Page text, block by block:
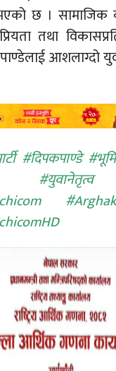
छ । सामाजिक
तथा
आशलाग्दो
#दिपकपाण्डे